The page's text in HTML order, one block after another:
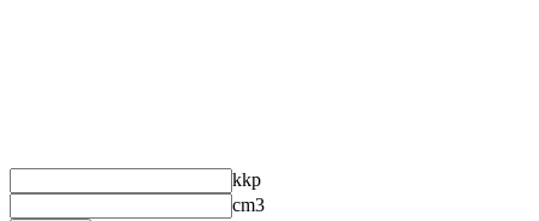
kkp
cm3